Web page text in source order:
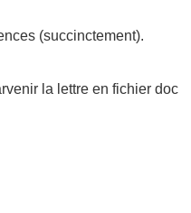
(succinctement).
la lettre en fichier doc